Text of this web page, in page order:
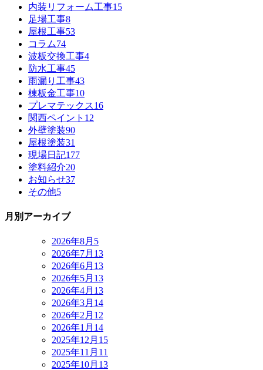
内装リフォーム工事15
足場工事8
屋根工事53
コラム74
波板交換工事4
防水工事45
雨漏り工事43
棟板金工事10
プレマテックス16
関西ペイント 12
外壁塗装90
屋根塗装31
現場日記177
塗料紹介20
お知らせ37
その他5
月別アーカイブ
2026年8月 5
2026年7月 13
2026年6月 13
2026年5月 13
2026年4月 13
2026年3月 14
2026年2月 12
2026年1月 14
2025年12月 15
2025年11月 11
2025年10月 13